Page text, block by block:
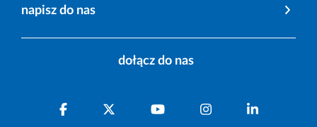
napisz do nas
dołącz do nas